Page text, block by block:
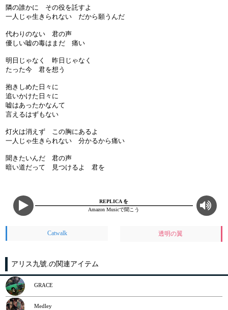
隣の誰かに その役を託すよ
一人じゃ生きられない だから願うんだ
代わりのない 君の声
優しい嘘の毒はまだ 痛い
明日じゃなく 昨日じゃなく
たった今 君を想う
抱きしめた日々に
追いかけた日々に
嘘はあったかなんて
言えるはずもない
灯火は消えず この胸にあるよ
一人じゃ生きられない 分かるから痛い
聞きたいんだ 君の声
暗い道だって 見つけるよ 君を
REPLICA を
Amazon Musicで聞こう
Catwalk 透明の翼
アリス九號.の関連アイテム
GRACE
Medley